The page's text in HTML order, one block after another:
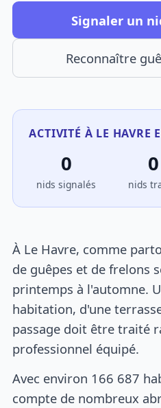
Signaler un
Reconnaître
ACTIVITÉ À LE HAVRE
0
nids signalés
0
nids
À Le Havre, comme
de guêpes et de frelons
printemps à l'automne.
habitation, d'une
passage doit être traité
professionnel équipé.
Avec environ 166 687
compte de nombreux